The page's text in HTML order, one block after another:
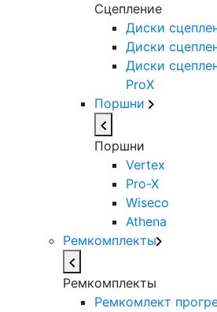
Сцепление
Диски
Диски
Диски
ProX
Поршни
Поршни
Vertex
Pro-X
Wiseco
Athena
Ремкомплекты
Ремкомплекты
Ремкомлект